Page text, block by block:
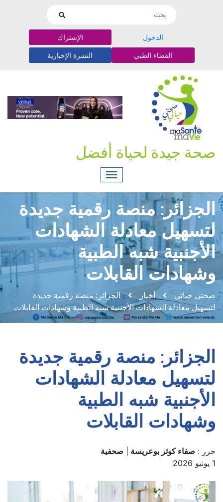
الدخول الإشتراك
الفضاء الطبي النشرة الإخبارية
صحة جيدة لحياة أفضل
الجزائر: منصة رقمية جديدة
لتسهيل معادلة الشهادات
الأجنبية شبه الطبية
وشهادات القابلات
صحتي حياتي أخبار
الجزائر: منصة رقمية جديدة
لتسهيل معادلة الشهادات الأجنبية شبه الطبية وشهادات القابلات
الجزائر: منصة رقمية جديدة
لتسهيل معادلة الشهادات
الأجنبية شبه الطبية
وشهادات القابلات
حرر : صفاء كوثر بوعريسة
صحفية
1 يونيو 2026